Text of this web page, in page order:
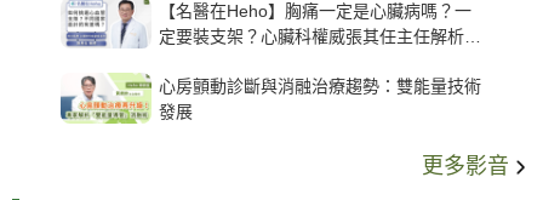
【名醫在Heho】胸痛一定是心臟病嗎？一
定要裝支架？心臟科權威張其任主任解析支
心房顫動診斷與消融治療趨勢：雙能量技術
發展
更多影音